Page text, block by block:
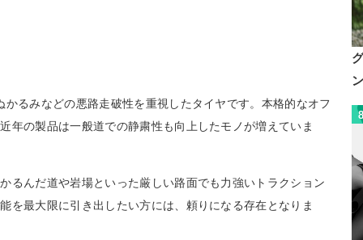
るみなどの悪路走破性を重視したタイヤです。本格的なオフ
年の製品は一般道での静粛性も向上したモノが増えていま
るんだ道や岩場といった厳しい路面でも力強いトラクション
を最大限に引き出したい方には、頼りになる存在となりま